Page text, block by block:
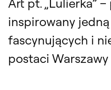
inspirowany
fascynujących i
postaci